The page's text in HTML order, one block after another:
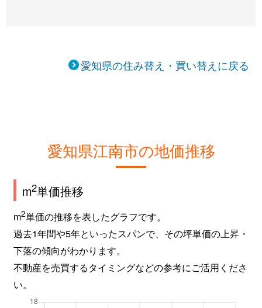
愛知県の住み替え・買い替えに戻る
愛知県江南市の地価推移
m2単価推移
m2単価の推移を表したグラフです。
過去1年間や5年といったスパンで、その坪単価の上昇・
下落の傾向がわかります。
不動産を売買するタイミングなどの参考にご活用くださ
い。